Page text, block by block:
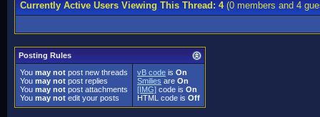
Currently Active Users Viewing This Thread: 4(0 members and 4
Posting Rules
You may not post new threads
You may not post replies
You may not post attachments
You may not edit your posts
vB code is On
Smilies are On
[IMG] code is On
HTML code is Off